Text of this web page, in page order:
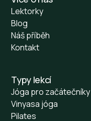
Lektorky
Blog
Náš příběh
Kontakt
Typy lekcí
Jóga pro začátečníky
Vinyasa jóga
Pilates